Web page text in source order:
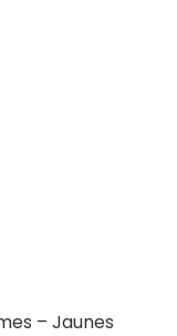
– Jaunes